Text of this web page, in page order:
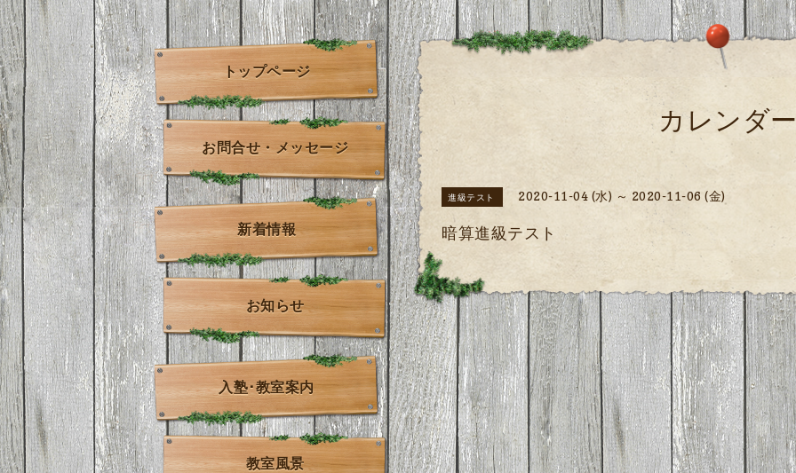
カレンダー
進級テスト 2020-11-04 (水) ～ 2020-11-06 (金)
暗算進級テスト
トップページ
お問合せ・メッセージ
新着情報
お知らせ
入塾･教室案内
教室風景